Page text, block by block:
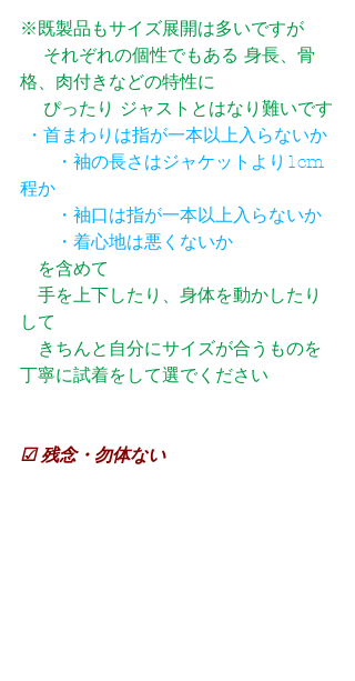
※既製品もサイズ展開は多いですが
それぞれの個性でもある 身長、骨
格、肉付きなどの特性に
ぴったり ジャストとはなり難いです
・首まわりは指が一本以上入らないか
・袖の長さはジャケットより1cm
程か
・袖口は指が一本以上入らないか
・着心地は悪くないか
を含めて
手を上下したり、身体を動かしたり
して
きちんと自分にサイズが合うものを
丁寧に試着をして選でください
☑ 残念・勿体ない